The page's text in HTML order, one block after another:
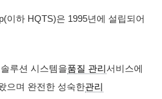
이하 HQTS)은 1995년에 설립되어
솔루션 시스템을품질 관리서비스에
으며 완전한 성숙한관리